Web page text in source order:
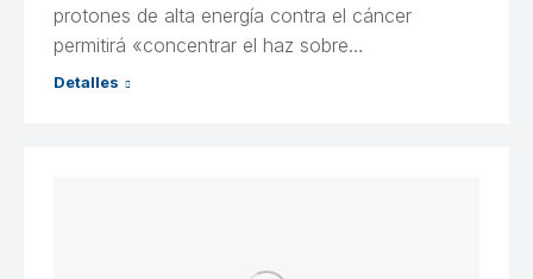
protones de alta energía contra el cáncer
permitirá «concentrar el haz sobre…
Detalles